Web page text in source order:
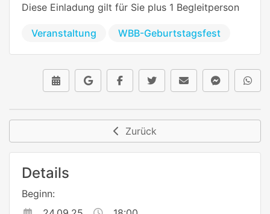
Diese Einladung gilt für Sie plus 1 Begleitperson
Veranstaltung WBB-Geburtstagsfest
Zurück
Details
Beginn: